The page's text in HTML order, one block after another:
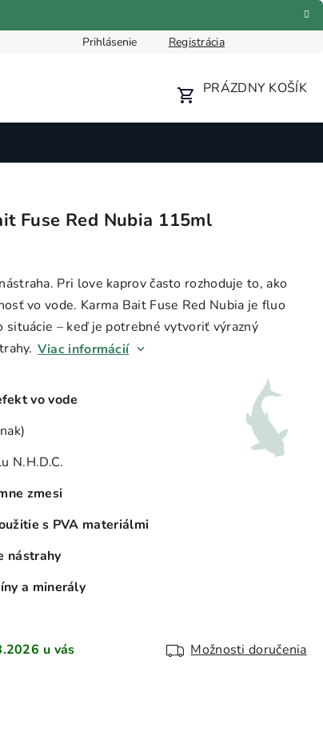
pre odstúpenie od zmluvy Reklamačný formulár
Prihlásenie Registrácia
NÁKUPNÝ
PRÁZDNY KOŠÍK
Fuse Red Nubia 115ml
Pri love kaprov často rozhoduje to, ako
vo vode. Karma Bait Fuse Red Nubia je fluo
– keď je potrebné vytvoriť výrazný
Viac informácií
vo vode
N.H.D.C.
zmesi
s PVA materiálmi
nástrahy
a minerály
Možnosti doručenia
Ext. sklad